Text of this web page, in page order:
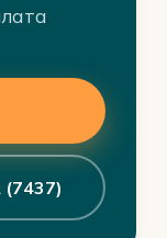
(7437)